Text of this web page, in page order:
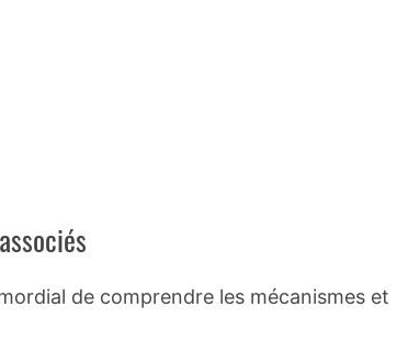
de comprendre les mécanismes et